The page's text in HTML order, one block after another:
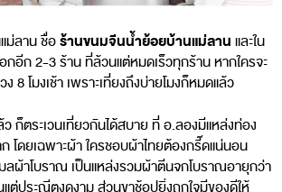
ม่ลาน ชื่อร้านขนมจีนน้ำย้อยบ้านแม่ลาน และใน
กอีก 2-3 ร้าน ที่ล้วนแต่หมดเร็วทุกร้าน หากใครจะ
ง 8 โมงเช้า เพราะเที่ยงถึงบ่ายโมงก็หมดแล้ว
ก็ตระเวนเที่ยวกันได้สบาย ที่ อ.ลองมีแหล่งท่อง
ก โดยเฉพาะผ้า ใครชอบผ้าไทยต้องกรี๊ดแน่นอน
ผ้าโบราณ เป็นแหล่งรวมผ้าตีนจกโบราณอายุกว่า
ต่ประณีตงดงาม ส่วนขาช้อปยิ่งถูกใจมีของดีให้